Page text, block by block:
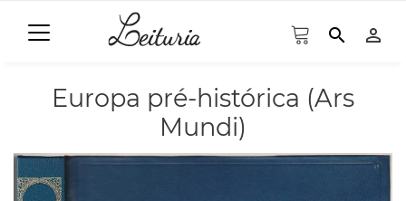
search person_outline
Europa pré-histórica (Ars
Mundi)